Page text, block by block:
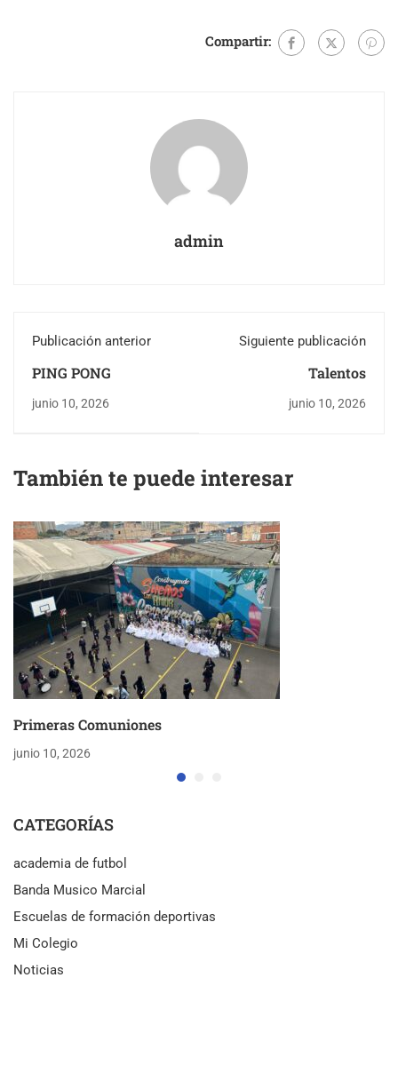
Compartir:
admin
Publicación anterior
PING PONG
junio 10, 2026
Siguiente publicación
Talentos
junio 10, 2026
También te puede interesar
Primeras Comuniones
junio 10, 2026
CATEGORÍAS
academia de futbol
Banda Musico Marcial
Escuelas de formación deportivas
Mi Colegio
Noticias